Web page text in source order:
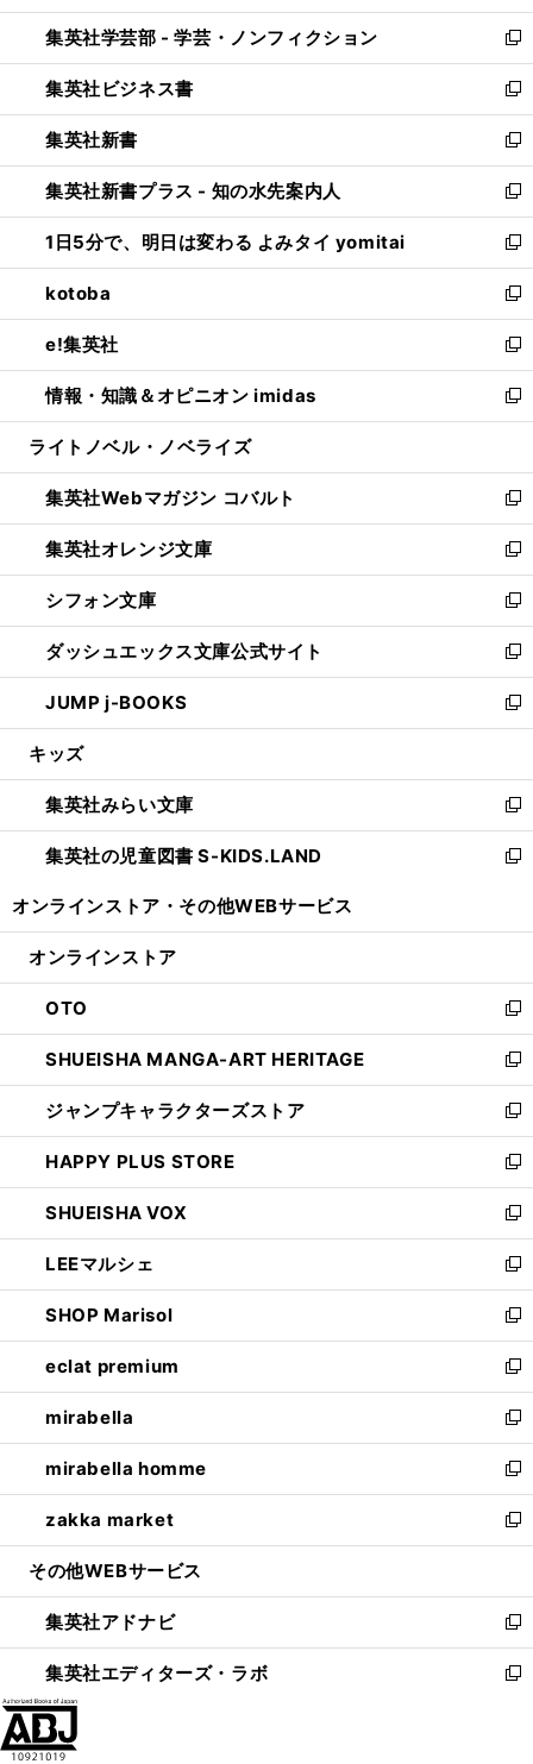
開
く
ウ
で
開
く
ン
ド
ウ
で
開
く
ウ
ィ
ン
ド
ウ
で
開
く
集英社学芸部 - 学芸・ノンフィクション
新
し
い
ウ
ィ
ン
ド
ウ
で
開
く
集英社ビジネス書
新
し
い
ウ
ィ
ン
ド
ウ
で
開
く
集英社新書
新
し
い
ウ
ィ
ン
ド
ウ
で
開
く
集英社新書プラス - 知の水先案内人
新
し
い
ウ
ィ
ン
ド
ウ
で
開
1日5分で、明日は変わる よみタイ yomitai
新
し
い
ウ
ィ
ン
ド
ウ
開
く
kotoba
新
し
い
ウ
ィ
ン
ウ
で
開
く
e!集英社
新
し
い
ウ
ン
ド
ウ
で
開
く
情報・知識＆オピニオン imidas
新
し
ウ
ィ
ン
ド
ウ
で
開
く
ライトノベル・ノベライズ
集英社Webマガジン コバルト
新
し
い
ウ
ィ
ン
ド
ウ
で
開
集英社オレンジ文庫
新
し
い
ウ
ィ
ン
ド
ウ
開
く
シフォン文庫
新
し
い
ウ
ィ
ン
ウ
で
開
く
ダッシュエックス文庫公式サイト
新
し
い
ウ
ン
ド
ウ
で
JUMP j-BOOKS
新
し
ウ
ィ
ン
ド
開
キッズ
集英社みらい文庫
新
し
い
ン
ウ
で
開
く
集英社の児童図書 S-KIDS.LAND
新
ウ
ン
ド
ウ
で
開
く
オンラインストア・ その他WEBサービス
オンラインストア
OTO
新
し
い
ウ
ィ
ン
ド
ウ
で
開
く
SHUEISHA MANGA-ART HERITAGE
新
し
い
ウ
ィ
ン
ド
ウ
で
開
く
ジャンプキャラクターズストア
新
し
い
ウ
ィ
ン
ド
ウ
で
開
く
HAPPY PLUS STORE
新
し
い
ウ
ィ
ン
ド
ウ
で
開
く
SHUEISHA VOX
新
し
い
ウ
ィ
ン
ド
ウ
で
開
く
LEEマルシェ
新
し
い
ウ
ィ
ン
ド
ウ
で
開
く
SHOP Marisol
新
し
い
ウ
ィ
ン
ド
ウ
で
開
eclat premium
新
し
い
ウ
ィ
ン
ド
ウ
開
く
mirabella
新
し
い
ウ
ィ
ン
ウ
で
開
く
mirabella homme
新
し
い
ウ
ン
ド
ウ
で
zakka market
新
し
ウ
ィ
ン
ド
その他WEBサービス
集英社アドナビ
新
し
い
集英社エディターズ・ラボ
新